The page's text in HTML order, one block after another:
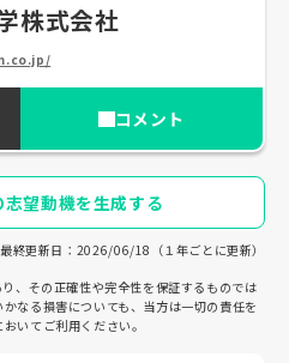
株式会社
コメント
望動機を生成する
最終更新日：2026/06/18（１年ごとに更新）
、その正確性や完全性を保証するものでは
なる損害についても、当方は一切の責任を
いてご利用ください。